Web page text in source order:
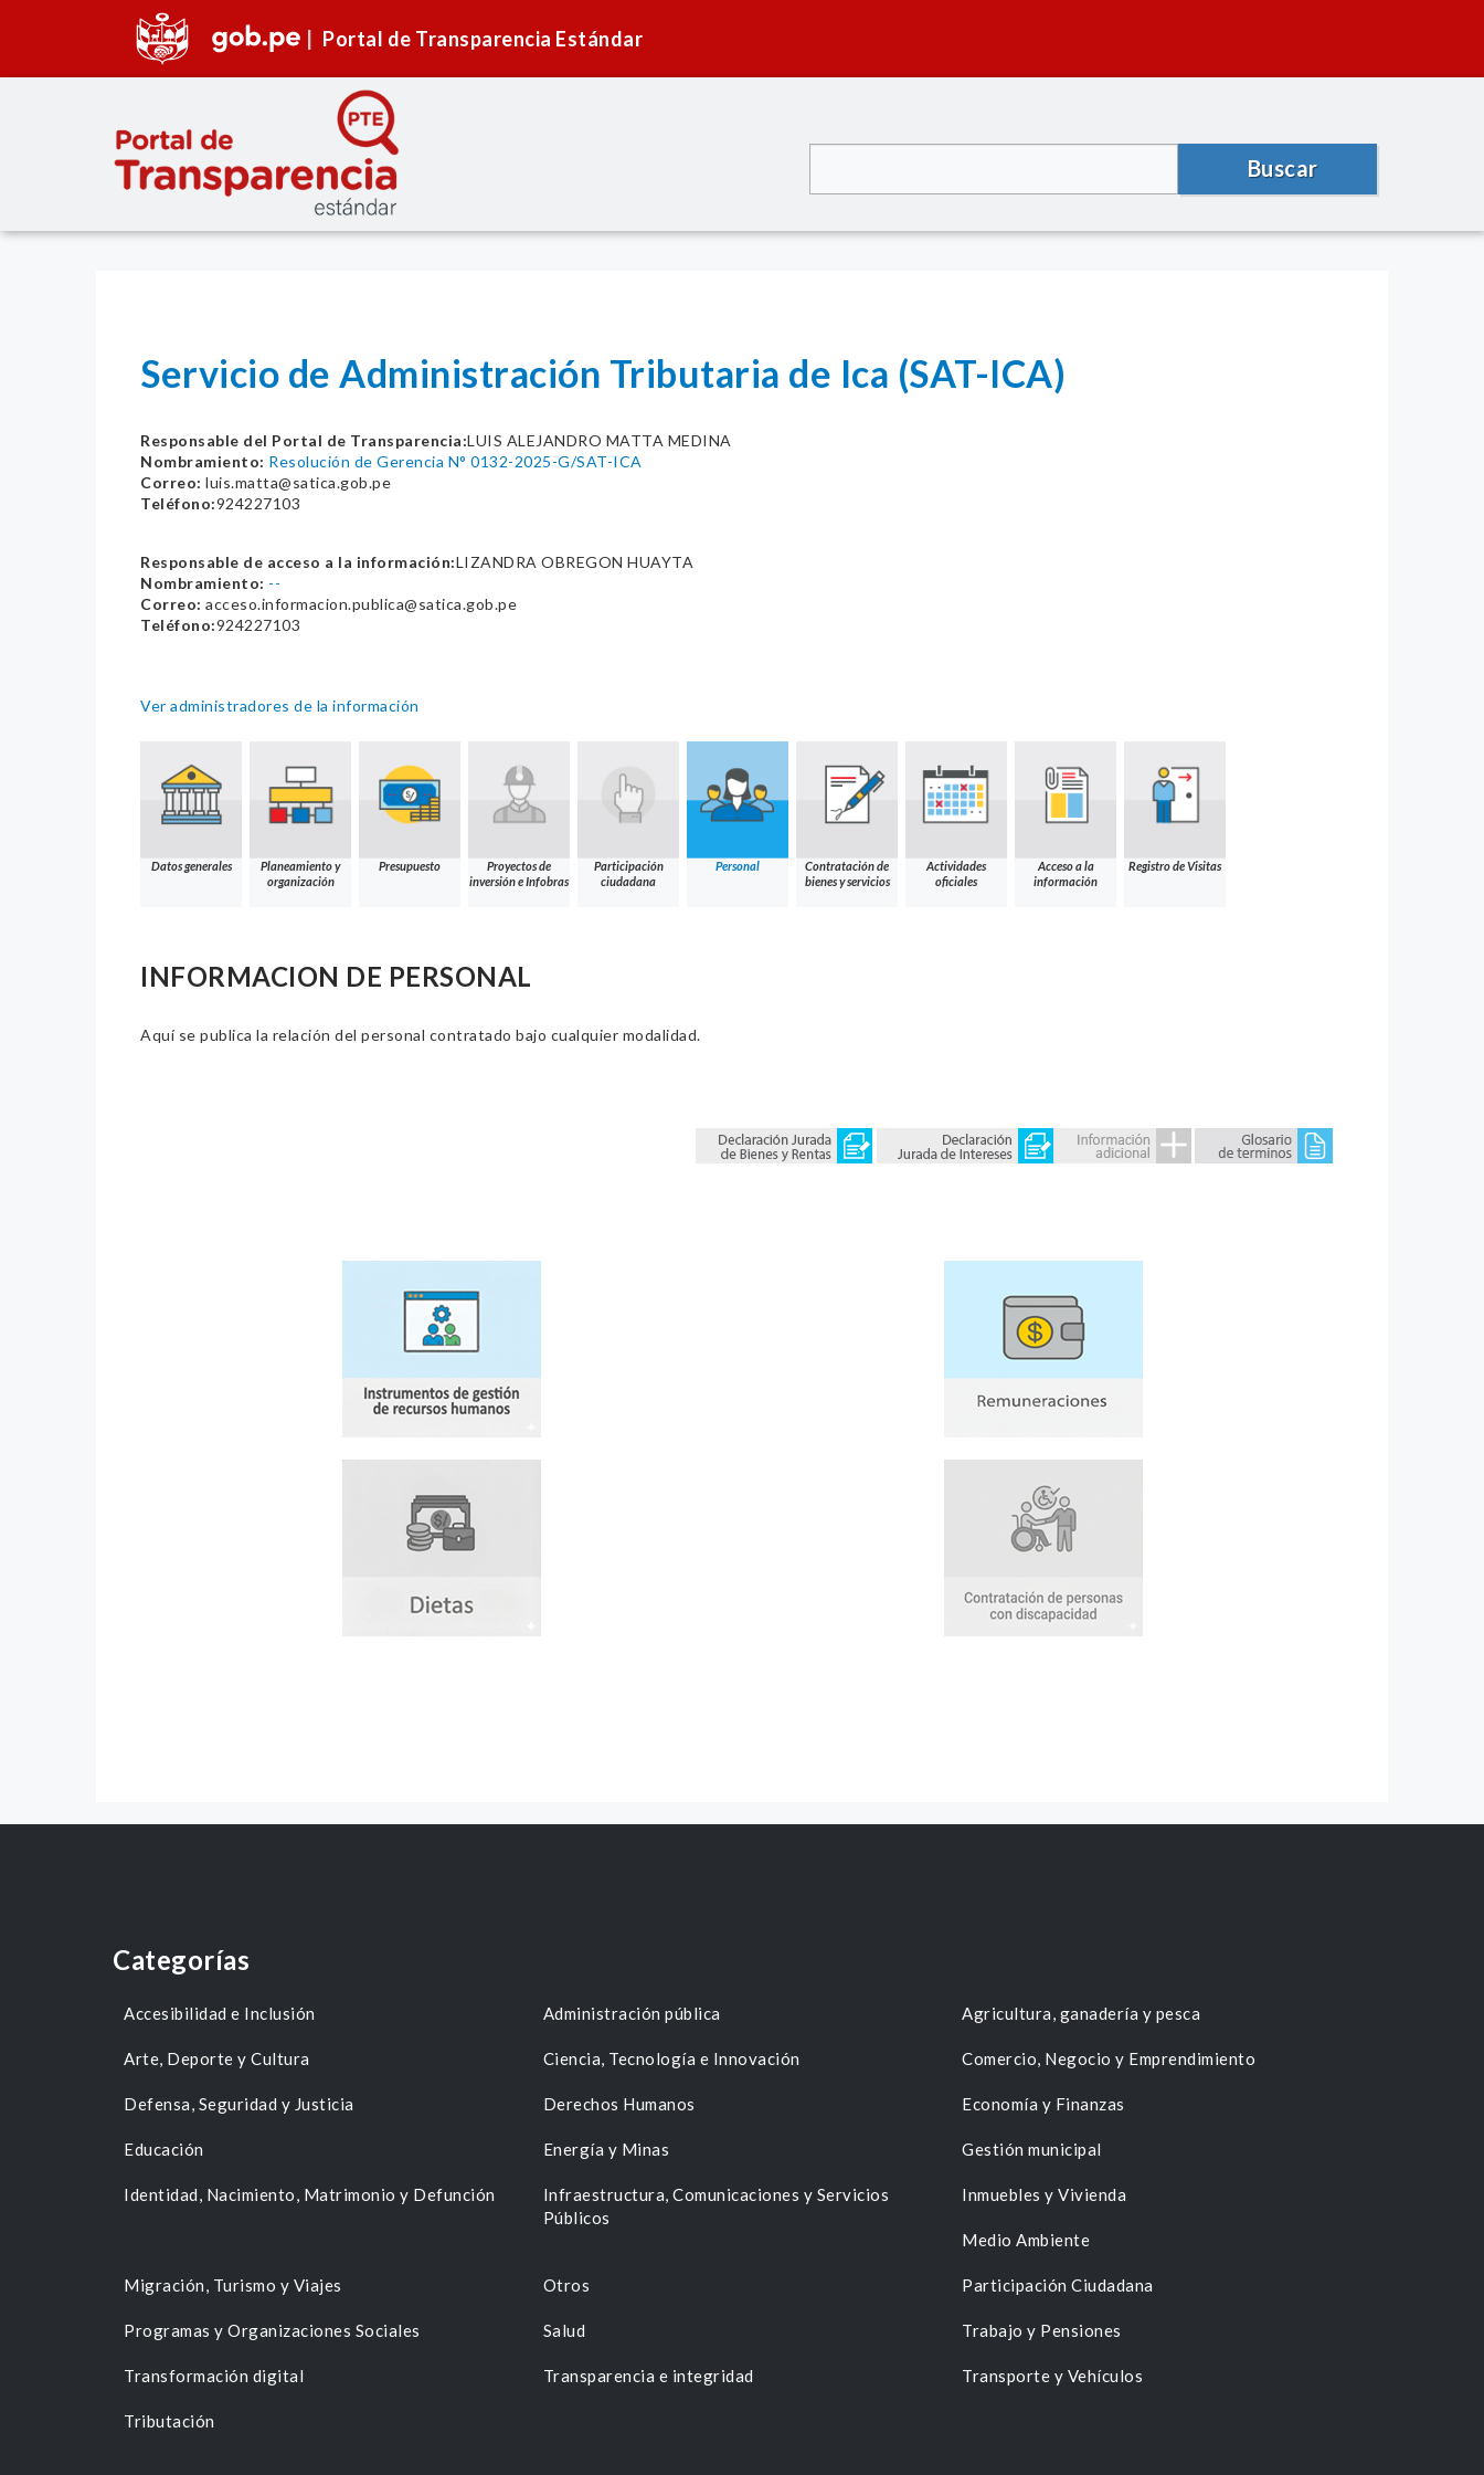
Portal de Transparencia Estándar
Buscar
Servicio de Administración Tributaria de Ica (SAT-ICA)
Responsable del Portal de Transparencia:LUIS ALEJANDRO MATTA MEDINA
Nombramiento: Resolución de Gerencia N° 0132-2025-G/SAT-ICA
Correo: luis.matta@satica.gob.pe
Teléfono:924227103
Responsable de acceso a la información:LIZANDRA OBREGON HUAYTA
Nombramiento: --
Correo: acceso.informacion.publica@satica.gob.pe
Teléfono:924227103
Ver administradores de la información
Datos generales
Planeamiento y
organización
Presupuesto
Proyectos de
inversión e Infobras
Participación
ciudadana
Personal
Contratación de
bienes y servicios
Actividades
oficiales
Acceso a la
información
Registro de Visitas
INFORMACION DE PERSONAL
Aquí se publica la relación del personal contratado bajo cualquier modalidad.
Categorías
Accesibilidad e Inclusión Administración pública Agricultura, ganadería y pesca
Arte, Deporte y Cultura Ciencia, Tecnología e Innovación Comercio, Negocio y Emprendimiento
Defensa, Seguridad y Justicia Derechos Humanos Economía y Finanzas
Educación Energía y Minas Gestión municipal
Identidad, Nacimiento, Matrimonio y Defunción
Infraestructura, Comunicaciones y Servicios
Públicos
Inmuebles y Vivienda
Medio Ambiente
Migración, Turismo y Viajes Otros Participación Ciudadana
Programas y Organizaciones Sociales Salud Trabajo y Pensiones
Transformación digital Transparencia e integridad Transporte y Vehículos
Tributación